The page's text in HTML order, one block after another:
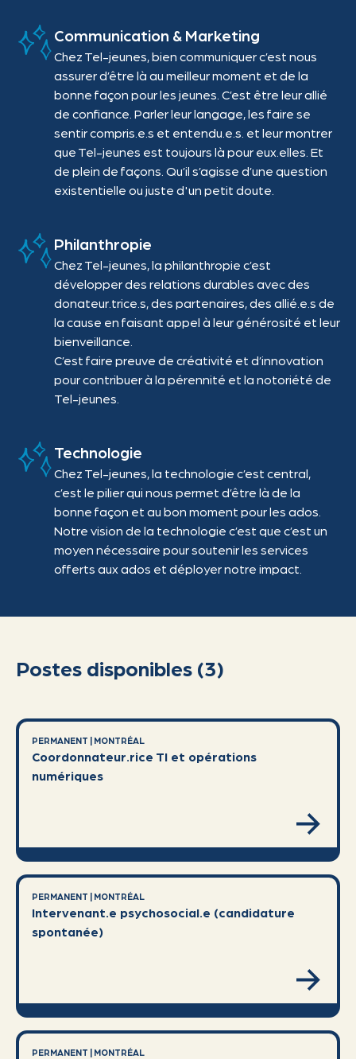
Communication & Marketing
Chez Tel-jeunes, bien communiquer c’est nous
assurer d’être là au meilleur moment et de la
bonne façon pour les jeunes. C’est être leur allié
de confiance. Parler leur langage, les faire se
sentir compris.e.s et entendu.e.s. et leur montrer
que Tel-jeunes est toujours là pour eux.elles. Et
de plein de façons. Qu’il s’agisse d’une question
existentielle ou juste d'un petit doute.
Philanthropie
Chez Tel-jeunes, la philanthropie c’est
développer des relations durables avec des
donateur.trice.s, des partenaires, des allié.e.s de
la cause en faisant appel à leur générosité et leur
bienveillance.
C’est faire preuve de créativité et d’innovation
pour contribuer à la pérennité et la notoriété de
Tel-jeunes.
Technologie
Chez Tel-jeunes, la technologie c’est central,
c’est le pilier qui nous permet d’être là de la
bonne façon et au bon moment pour les ados.
Notre vision de la technologie c’est que c’est un
moyen nécessaire pour soutenir les services
offerts aux ados et déployer notre impact.
Postes disponibles (3)
PERMANENT | MONTRÉAL
Coordonnateur.rice TI et opérations
numériques
PERMANENT | MONTRÉAL
Intervenant.e psychosocial.e (candidature
spontanée)
PERMANENT | MONTRÉAL